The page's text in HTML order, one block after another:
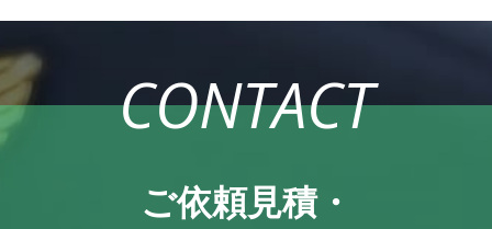
CONTACT
ご依頼見積・